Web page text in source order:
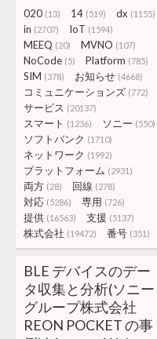
020 (13) 14 (519) dx (1155)
in (2707) IoT (1594)
MEEQ (20) MVNO (107)
NoCode (5) Platform (785)
SIM (378) お知らせ (4668)
コミュニケーションズ (772)
サービス (20137)
スマート (1236) ソニー (550)
ソフトバンク (1710)
ネットワーク (1992)
プラットフォーム (2931)
両方 (28) 回線 (278)
対応 (5286) 専用 (726)
提供 (16563) 支援 (5137)
株式会社 (19472) 番号 (351)
BLE デバイスのデー
タ収集と分析(ソニー
グループ株式会社
REON POCKET の事